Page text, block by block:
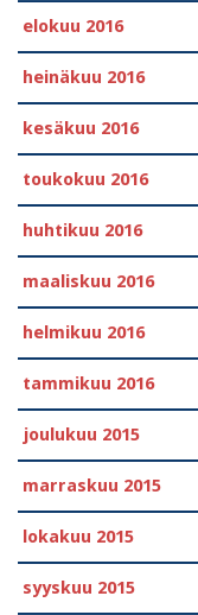
elokuu 2016
heinäkuu 2016
kesäkuu 2016
toukokuu 2016
huhtikuu 2016
maaliskuu 2016
helmikuu 2016
tammikuu 2016
joulukuu 2015
marraskuu 2015
lokakuu 2015
syyskuu 2015